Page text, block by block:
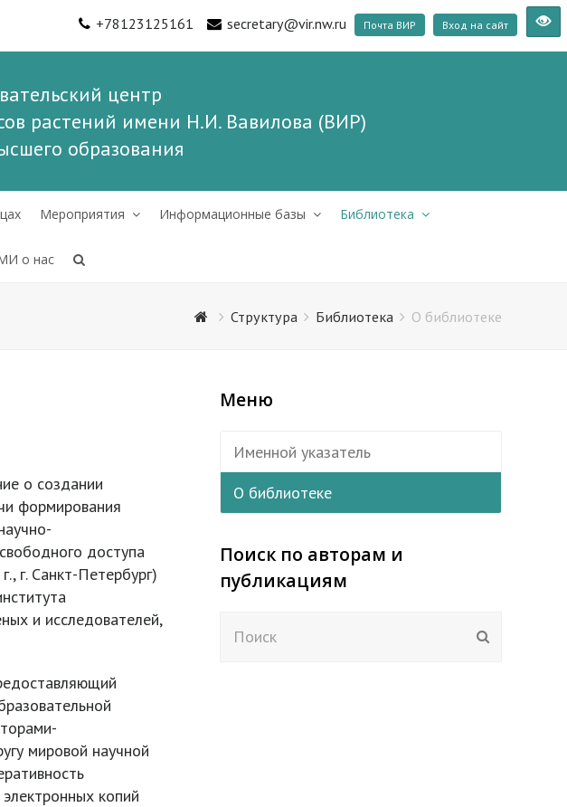
+78123125161 secretary@vir.nw.ru Почта ВИР Вход на сайт
центр
растений имени Н.И. Вавилова (ВИР)
образования
Мероприятия Информационные базы Библиотека
о нас
Структура Библиотека О библиотеке
о создании
формирования
доступа
г. Санкт-Петербург)
и исследователей,
мировой научной
копий
Меню
Именной указатель
О библиотеке
Поиск по авторам и
публикациям